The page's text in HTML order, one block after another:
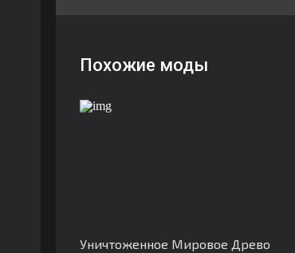
Похожие моды
Уничтоженное Мировое Древо